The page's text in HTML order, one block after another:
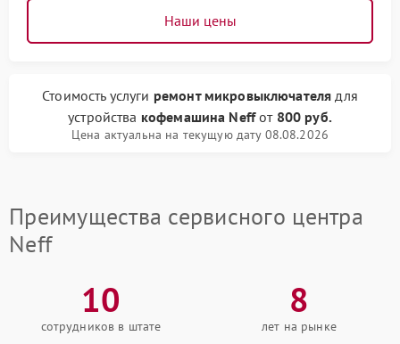
Наши цены
Стоимость услуги ремонт микровыключателя для
устройства кофемашина Neffот 800 руб.
Цена актуальна на текущую дату 08.08.2026
Преимущества сервисного центра
Neff
10
сотрудников в штате
8
лет на рынке